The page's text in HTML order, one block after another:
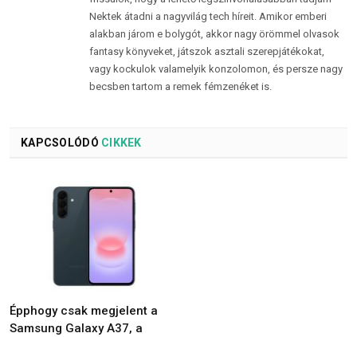
Nektek átadni a nagyvilág tech híreit. Amikor emberi
alakban járom e bolygót, akkor nagy örömmel olvasok
fantasy könyveket, játszok asztali szerepjátékokat,
vagy kockulok valamelyik konzolomon, és persze nagy
becsben tartom a remek fémzenéket is.
KAPCSOLÓDÓ CIKKEK
Épphogy csak megjelent a
Samsung Galaxy A37, a